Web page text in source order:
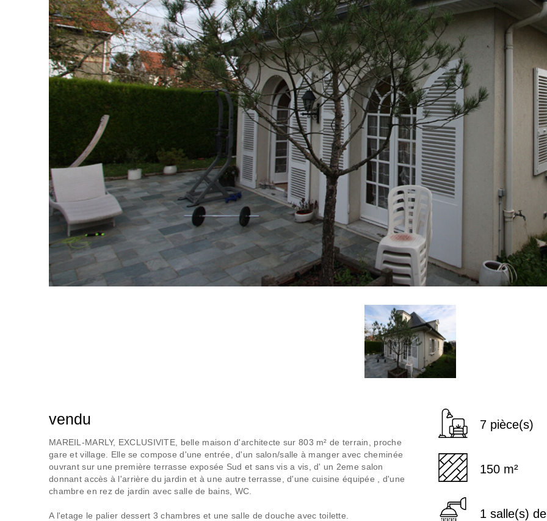
vendu
MAREIL-MARLY, EXCLUSIVITE, belle maison d'architecte sur 803 m² de terrain, proche
gare et village. Elle se compose d'une entrée, d'un salon/salle à manger avec cheminée
ouvrant sur une première terrasse exposée Sud et sans vis a vis, d' un 2eme salon
donnant accès à l'arrière du jardin et à une autre terrasse, d'une cuisine équipée , d'une
chambre en rez de jardin avec salle de bains, WC.
A l'etage le palier dessert 3 chambres et une salle de douche avec toilette.
7 pièce(s)
150 m²
1 salle(s)